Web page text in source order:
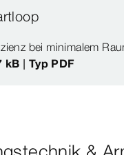
bei minimalem
kB | Typ PDF